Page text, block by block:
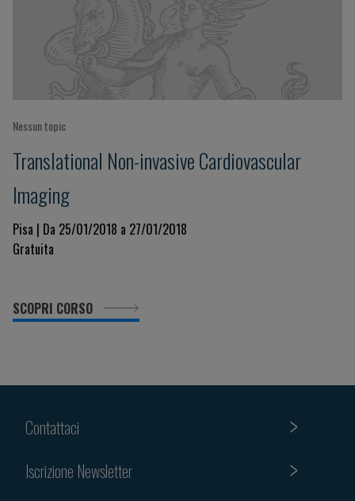
Nessun topic
Translational Non-invasive Cardiovascular
Imaging
Pisa | Da 25/01/2018 a 27/01/2018
Gratuita
SCOPRI CORSO
Contattaci
Iscrizione Newsletter